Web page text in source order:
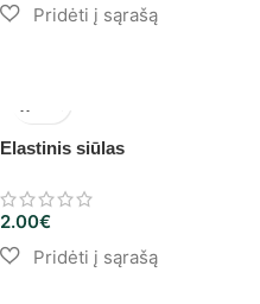
Elastinis siūlas
2.00€